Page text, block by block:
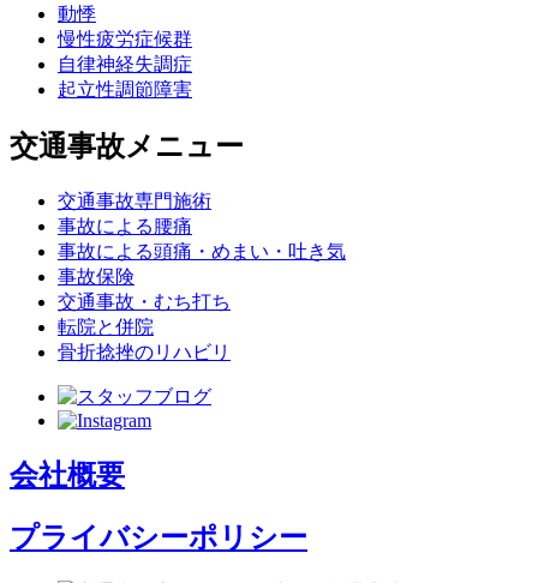
動悸
慢性疲労症候群
自律神経失調症
起立性調節障害
交通事故メニュー
交通事故専門施術
事故による腰痛
事故による頭痛・めまい・吐き気
事故保険
交通事故・むち打ち
転院と併院
骨折捻挫のリハビリ
会社概要
プライバシーポリシー